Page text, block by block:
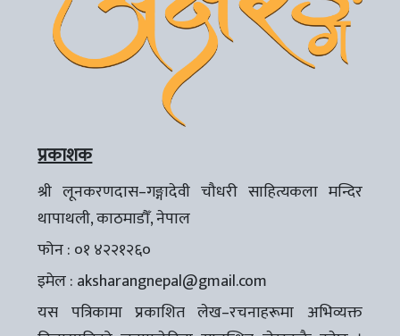
प्रकाशक
श्री लूनकरणदास–गङ्गादेवी चौधरी साहित्यकला मन्दिर
थापाथली, काठमाडौँ, नेपाल
फोन : ०१ ४२२१२६०
इमेल : aksharangnepal@gmail.com
यस पत्रिकामा प्रकाशित लेख–रचनाहरूमा अभिव्यक्त